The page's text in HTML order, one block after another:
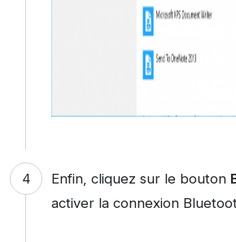
Enfin, cliquez sur le bouton
activer la connexion